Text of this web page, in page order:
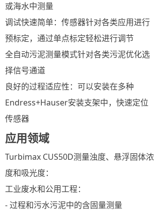
或海水中测量
调试快速简单：传感器针对各类应用进行
预标定，通过单点标定轻松进行调节
全自动污泥测量模式针对各类污泥优化选
择信号通道
良好的过程适应性：可以安装在多种
Endress+Hauser安装支架中，快速定位
传感器
应用领域
Turbimax CUS50D测量浊度、悬浮固体浓
度和吸光度：
工业废水和公用工程：
- 过程和污水污泥中的含固量测量